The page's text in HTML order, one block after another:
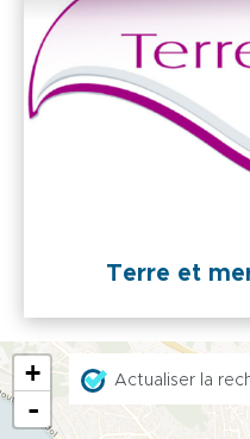
Terre et
+
-
Actualiser la